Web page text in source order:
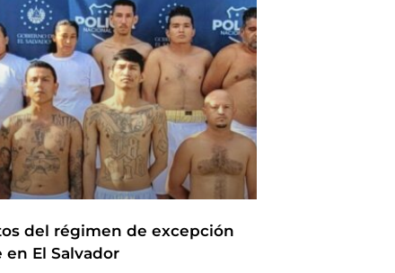
del régimen de excepción
El Salvador